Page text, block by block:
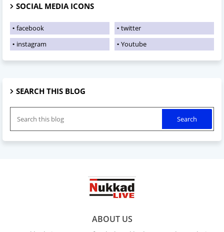
SOCIAL MEDIA ICONS
facebook
twitter
instagram
Youtube
SEARCH THIS BLOG
ABOUT US